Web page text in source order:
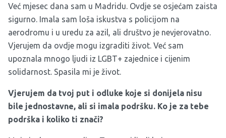
Već mjesec dana sam u Madridu. Ovdje se osjećam zaista
sigurno. Imala sam loša iskustva s policijom na
aerodromu i u uredu za azil, ali društvo je nevjerovatno.
Vjerujem da ovdje mogu izgraditi život. Već sam
upoznala mnogo ljudi iz LGBT+ zajednice i cijenim
solidarnost. Spasila mi je život.
Vjerujem da tvoj put i odluke koje si donijela nisu
bile jednostavne, ali si imala podršku. Ko je za tebe
podrška i koliko ti znači?